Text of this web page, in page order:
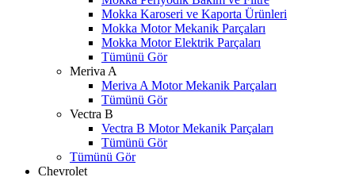
Mokka Karoseri ve Kaporta Ürünleri
Mokka Motor Mekanik Parçaları
Mokka Motor Elektrik Parçaları
Tümünü Gör
Meriva A
Meriva A Motor Mekanik Parçaları
Tümünü Gör
Vectra B
Vectra B Motor Mekanik Parçaları
Tümünü Gör
Tümünü Gör
Chevrolet